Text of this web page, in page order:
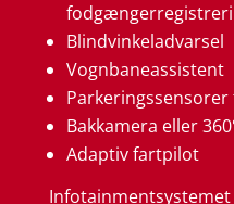
Blindvinkeladvarsel
Vognbaneassistent
Parkeringssensorer
Bakkamera eller
Adaptiv fartpilot